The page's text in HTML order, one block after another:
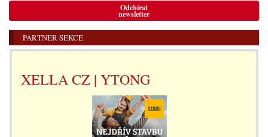
Odebírat
newsletter
PARTNER SEKCE
XELLA CZ | YTONG